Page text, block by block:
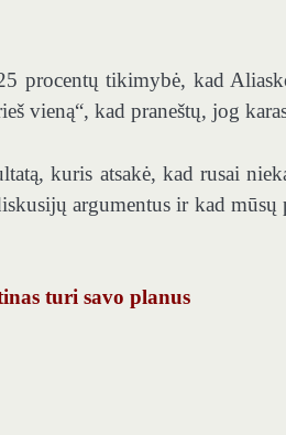
procentų tikimybė, kad
vieną“, kad praneštų, jog
kuris atsakė, kad rusai
argumentus ir kad mūsų
turi savo planus